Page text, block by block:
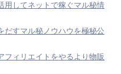
してネットで稼ぐマル秘情
すマル秘ノウハウを極秘公
ィリエイトをやるより物販